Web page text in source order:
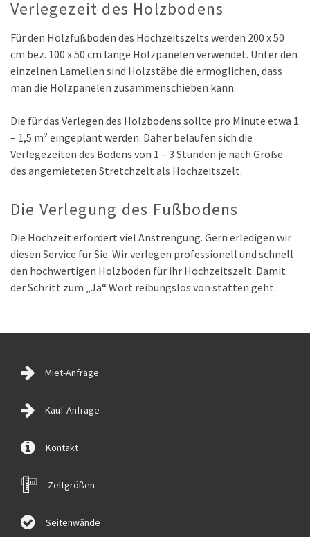
Verlegezeit des Holzbodens
Für den Holzfußboden des Hochzeitszelts werden 200 x 50
cm bez. 100 x 50 cm lange Holzpanelen verwendet. Unter den
einzelnen Lamellen sind Holzstäbe die ermöglichen, dass
man die Holzpanelen zusammenschieben kann.
Die für das Verlegen des Holzbodens sollte pro Minute etwa 1
– 1,5 m² eingeplant werden. Daher belaufen sich die
Verlegezeiten des Bodens von 1 – 3 Stunden je nach Größe
des angemieteten Stretchzelt als Hochzeitszelt.
Die Verlegung des Fußbodens
Die Hochzeit erfordert viel Anstrengung. Gern erledigen wir
diesen Service für Sie. Wir verlegen professionell und schnell
den hochwertigen Holzboden für ihr Hochzeitszelt. Damit
der Schritt zum „Ja“ Wort reibungslos von statten geht.
Miet-Anfrage
Kauf-Anfrage
Kontakt
Zeltgrößen
Seitenwände